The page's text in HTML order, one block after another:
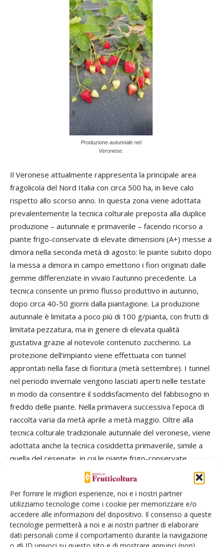
Per fornire le migliori esperienze, noi e i nostri partner
utilizziamo tecnologie come i cookie per memorizzare e/o
accedere alle informazioni del dispositivo. Il consenso a queste
tecnologie permetterà a noi e ai nostri partner di elaborare
dati personali come il comportamento durante la navigazione
Produzione autunnale nel
Veronese.
Il Veronese attualmente rappresenta la principale area
fragolicola del Nord Italia con circa 500 ha, in lieve calo
rispetto allo scorso anno. In questa zona viene adottata
prevalentemente la tecnica colturale preposta alla duplice
produzione – autunnale e primaverile – facendo ricorso a
piante frigo-conservate di elevate dimensioni (A+) messe a
dimora nella seconda metà di agosto: le piante subito dopo
la messa a dimora in campo emettono i fiori originati dalle
gemme differenziate in vivaio l’autunno precedente. La
tecnica consente un primo flusso produttivo in autunno,
dopo circa 40-50 giorni dalla piantagione. La produzione
autunnale è limitata a poco più di 100 g/pianta, con frutti di
limitata pezzatura, ma in genere di elevata qualità
gustativa grazie al notevole contenuto zuccherino. La
protezione dell’impianto viene effettuata con tunnel
approntati nella fase di fioritura (metà settembre). I tunnel
nel periodo invernale vengono lasciati aperti nelle testate
in modo da consentire il soddisfacimento del fabbisogno in
freddo delle piante. Nella primavera successiva l’epoca di
raccolta varia da metà aprile a metà maggio. Oltre alla
tecnica colturale tradizionale autunnale del veronese, viene
adottata anche la tecnica cosiddetta primaverile, simile a
quella del cesenate, in cui le piante frigo-conservate
vengono private dei fiori emessi dopo la piantagione. In
questo modo si ottiene un solo ciclo produttivo e viene
adottata con quelle varietà che non si adatterebbero al
doppio ciclo.
Lo standard varietale del Veronese è dominato da Aprica e
Garda, seguite a distanza da Eva, Antea, Joly e Sibilla. Si sta